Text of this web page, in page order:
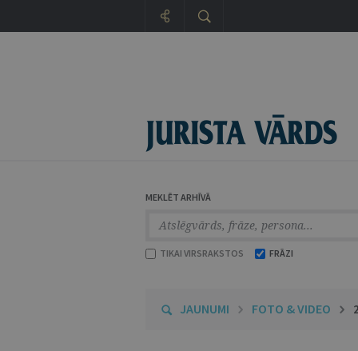
MEKLĒT ARHĪVĀ
TIKAI VIRSRAKSTOS FRĀZI
JAUNUMI FOTO & VIDEO